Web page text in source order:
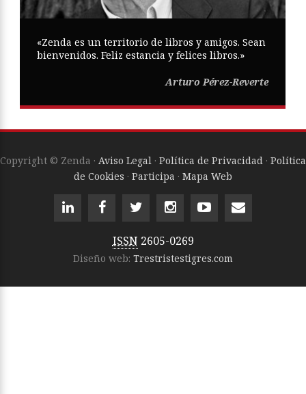
«Zenda es un territorio de libros y amigos. Sean
bienvenidos. Feliz estancia y felices libros.»
Arturo Pérez-Reverte
Copyright © Zenda · Aviso Legal · Política de Privacidad · Política
de Cookies · Participa · Mapa Web
ISSN 2605-0269
Diseño web: Trestristestigres.com